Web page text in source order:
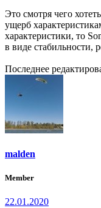
Это смотря чего
ущерб
характеристики, то
в виде стабильности,
Последнее
malden
Member
22.01.2020